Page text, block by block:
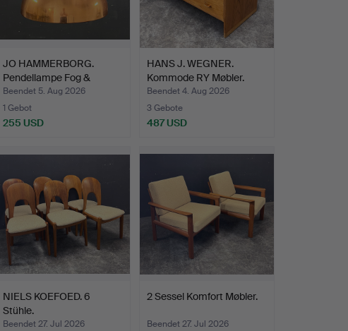
JO HAMMERBORG.
Pendellampe Fog &
Mørup.
Beendet 5. Aug 2026
1 Gebot
255 USD
HANS J. WEGNER.
Kommode RY Møbler.
Beendet 4. Aug 2026
3 Gebote
487 USD
NIELS KOEFOED. 6
Stühle.
Beendet 27. Jul 2026
2 Sessel Komfort Møbler.
Beendet 27. Jul 2026